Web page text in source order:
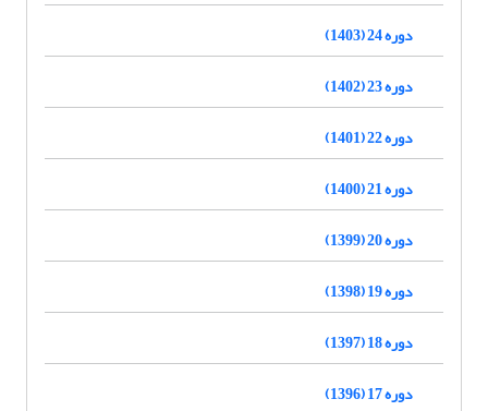
دوره 24 (1403)
دوره 23 (1402)
دوره 22 (1401)
دوره 21 (1400)
دوره 20 (1399)
دوره 19 (1398)
دوره 18 (1397)
دوره 17 (1396)